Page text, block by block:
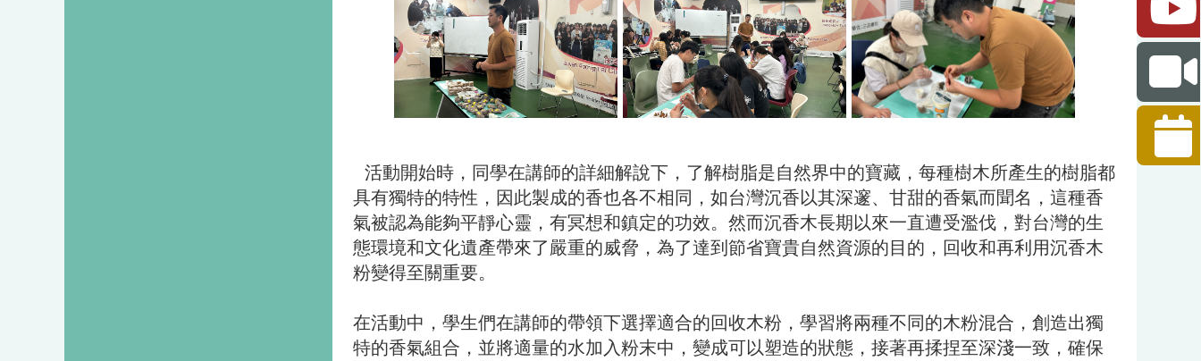
活動開始時，同學在講師的詳細解說下，了解樹脂是自然界中的寶藏，每種樹木所產生的樹脂都
具有獨特的特性，因此製成的香也各不相同，如台灣沉香以其深邃、甘甜的香氣而聞名，這種香
氣被認為能夠平靜心靈，有冥想和鎮定的功效。然而沉香木長期以來一直遭受濫伐，對台灣的生
態環境和文化遺產帶來了嚴重的威脅，為了達到節省寶貴自然資源的目的，回收和再利用沉香木
粉變得至關重要。
在活動中，學生們在講師的帶領下選擇適合的回收木粉，學習將兩種不同的木粉混合，創造出獨
特的香氣組合，並將適量的水加入粉末中，變成可以塑造的狀態，接著再揉捏至深淺一致，確保